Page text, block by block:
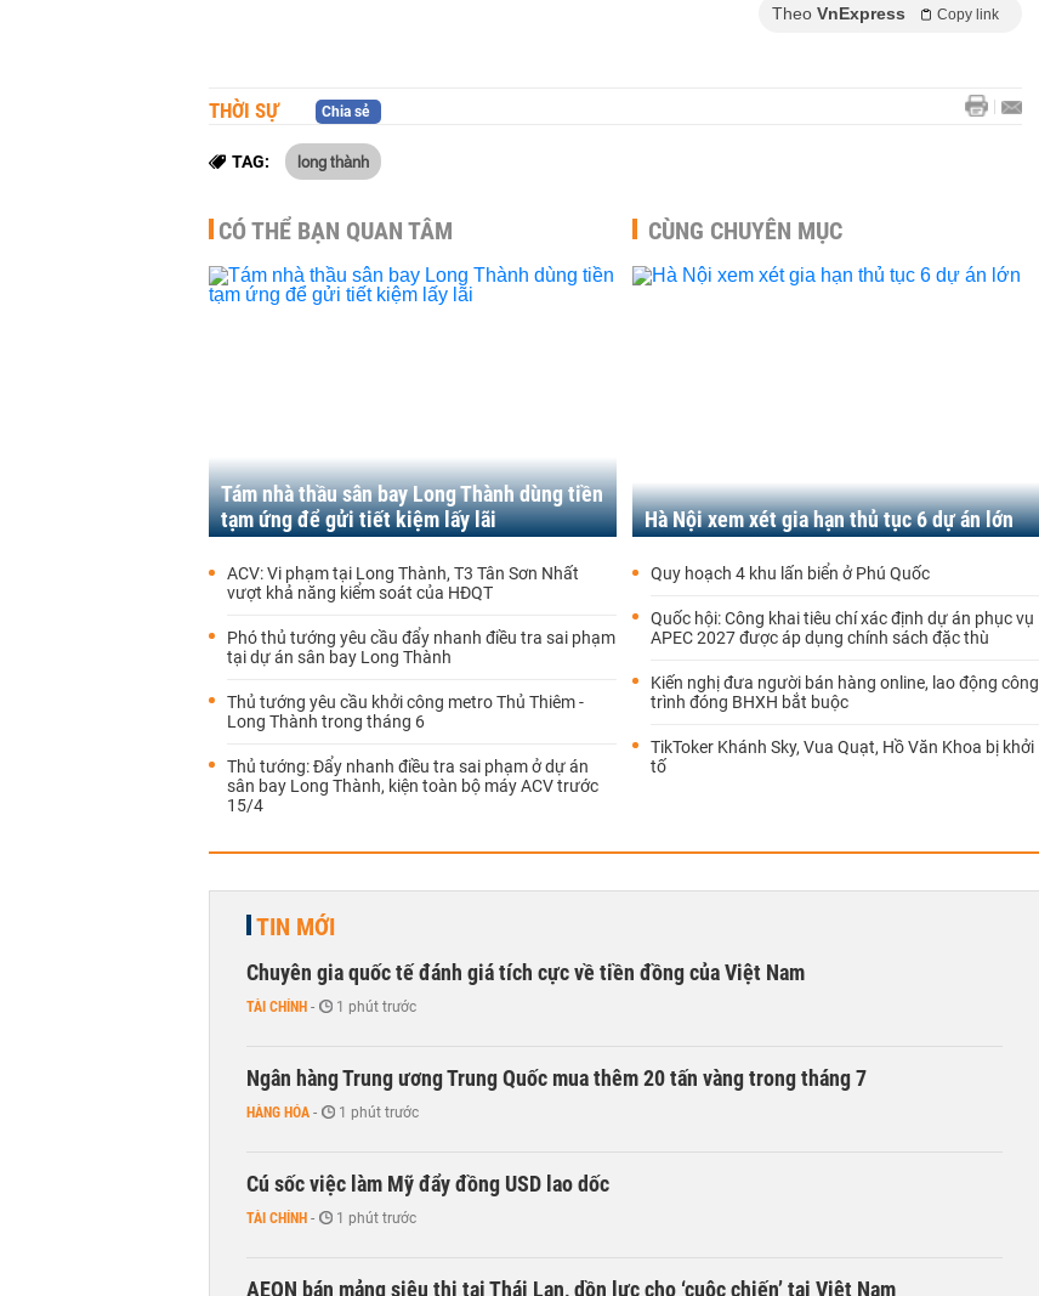
Theo VnExpress Copy link
THỜI SỰ Chia sẻ
TAG: long thành
CÓ THỂ BẠN QUAN TÂM
Tám nhà thầu sân bay Long Thành dùng tiền
tạm ứng để gửi tiết kiệm lấy lãi
ACV: Vi phạm tại Long Thành, T3 Tân Sơn Nhất
vượt khả năng kiểm soát của HĐQT
Phó thủ tướng yêu cầu đẩy nhanh điều tra sai phạm
tại dự án sân bay Long Thành
Thủ tướng yêu cầu khởi công metro Thủ Thiêm -
Long Thành trong tháng 6
Thủ tướng: Đẩy nhanh điều tra sai phạm ở dự án
sân bay Long Thành, kiện toàn bộ máy ACV trước
15/4
CÙNG CHUYÊN MỤC
Hà Nội xem xét gia hạn thủ tục 6 dự án lớn
Quy hoạch 4 khu lấn biển ở Phú Quốc
Quốc hội: Công khai tiêu chí xác định dự án phục vụ
APEC 2027 được áp dụng chính sách đặc thù
Kiến nghị đưa người bán hàng online, lao động công
trình đóng BHXH bắt buộc
TikToker Khánh Sky, Vua Quạt, Hồ Văn Khoa bị khởi
tố
TIN MỚI
Chuyên gia quốc tế đánh giá tích cực về tiền đồng của Việt Nam
TÀI CHÍNH - 1 phút trước
Ngân hàng Trung ương Trung Quốc mua thêm 20 tấn vàng trong tháng 7
HÀNG HÓA - 1 phút trước
Cú sốc việc làm Mỹ đẩy đồng USD lao dốc
TÀI CHÍNH - 1 phút trước
AEON bán mảng siêu thị tại Thái Lan, dồn lực cho ‘cuộc chiến’ tại Việt Nam